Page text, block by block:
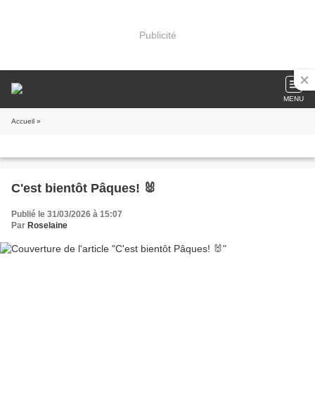
Publicité
MENU
Accueil »
C'est bientôt Pâques! 🐰
Publié le 31/03/2026 à 15:07
Par Roselaine